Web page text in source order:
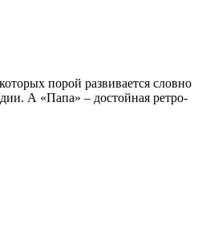
порой развивается словно
А «Папа» – достойная ретро-